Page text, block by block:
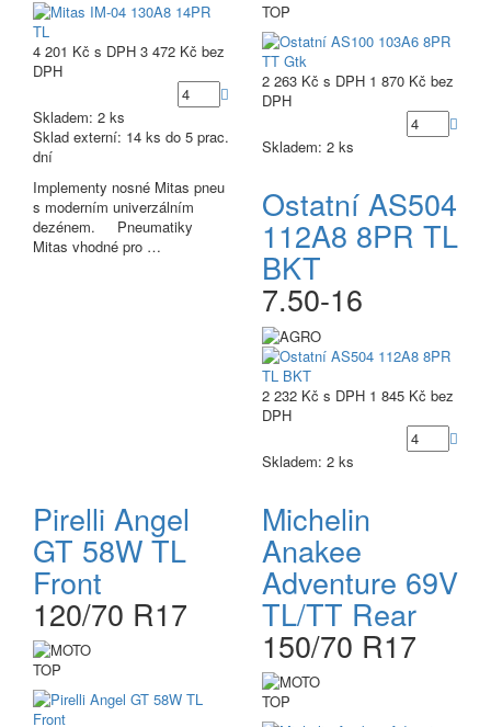
4 201 Kč s DPH 3 472 Kč bez
DPH
Skladem: 2 ks
Sklad externí: 14 ks do 5 prac.
dní
Implementy nosné Mitas pneu
s moderním univerzálním
dezénem. Pneumatiky
Mitas vhodné pro …
TOP
2 263 Kč s DPH 1 870 Kč bez
DPH
Skladem: 2 ks
Ostatní AS504
112A8 8PR TL
BKT
7.50-16
2 232 Kč s DPH 1 845 Kč bez
DPH
Skladem: 2 ks
Pirelli Angel
GT 58W TL
Front
120/70 R17
TOP
Michelin
Anakee
Adventure 69V
TL/TT Rear
150/70 R17
TOP